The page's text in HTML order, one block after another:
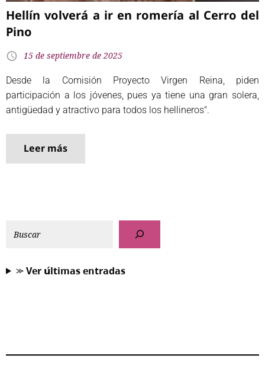
Hellín volverá a ir en romería al Cerro del
Pino
15 de septiembre de 2025
Desde la Comisión Proyecto Virgen Reina, piden
participación a los jóvenes, pues ya tiene una gran solera,
antigüedad y atractivo para todos los hellineros".
Leer más
⪼ 𝗩𝗲𝗿 𝘂́𝗹𝘁𝗶𝗺𝗮𝘀 𝗲𝗻𝘁𝗿𝗮𝗱𝗮𝘀